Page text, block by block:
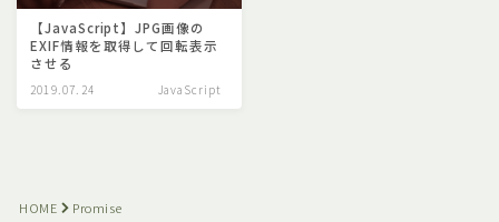
【JavaScript】JPG画像の
EXIF情報を取得して回転表示
させる
2019.07.24 JavaScript
HOME Promise